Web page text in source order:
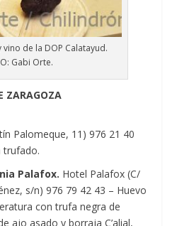
de la DOP Calatayud.
Gabi Orte.
ZARAGOZA
Palomeque, 11) 976 21 40
trufado.
Palafox. Hotel Palafox (C/
s/n) 976 79 42 43 – Huevo
con trufa negra de
ajo asado y borraja C’alial,